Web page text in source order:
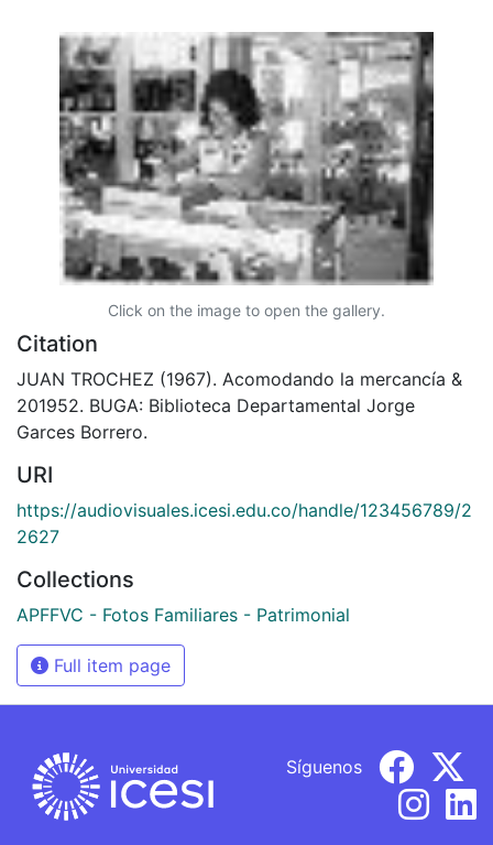
Click on the image to open the gallery.
Citation
JUAN TROCHEZ (1967). Acomodando la mercancía &
201952. BUGA: Biblioteca Departamental Jorge
Garces Borrero.
URI
https://audiovisuales.icesi.edu.co/handle/123456789/2
2627
Collections
APFFVC - Fotos Familiares - Patrimonial
Full item page
Síguenos